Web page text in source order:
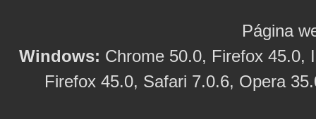
Página
Windows: Chrome 50.0, Firefox 45.0,
Firefox 45.0, Safari 7.0.6, Opera